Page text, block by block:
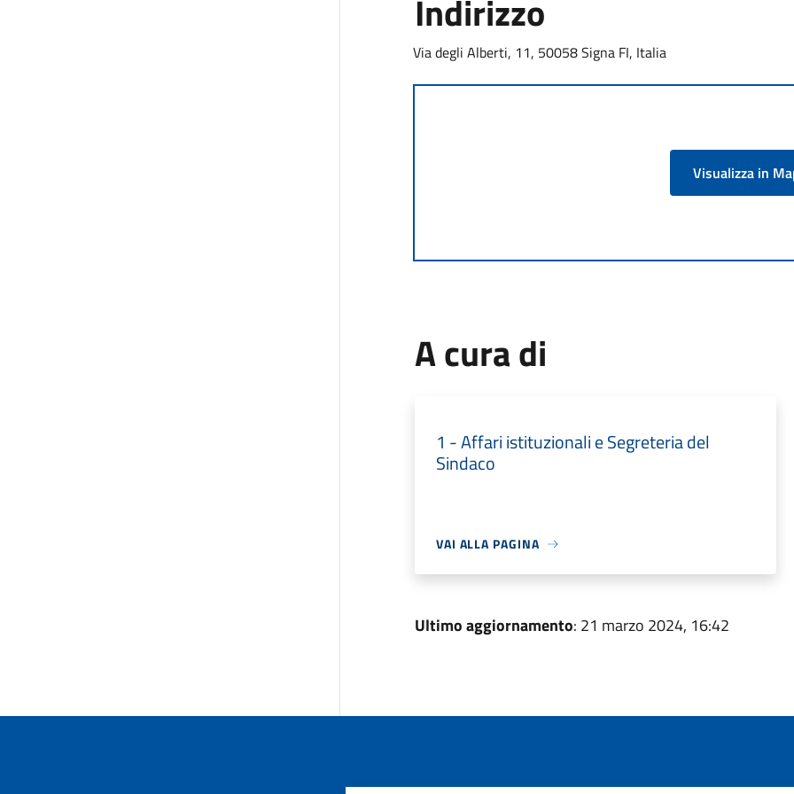
Indirizzo
Via degli Alberti, 11, 50058 Signa FI, Italia
Visualizza in
A cura di
1 - Affari istituzionali e Segreteria del
Sindaco
VAI ALLA PAGINA
Ultimo aggiornamento: 21 marzo 2024, 16:42